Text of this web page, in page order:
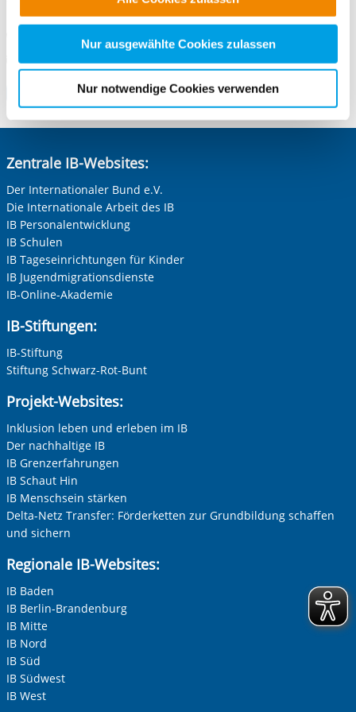
alle Cookie-Kategorien auswählen. Sie können mittels
nachfolgender Buttons über Ihre Einwilligung für diese
Zwecke entscheiden und Ihre erteilte Einwilligung stets
für die Zukunft widerrufen. Bitte beachten Sie: Ihre
Cookies, die erforderlich zur Bereitstellung der von Ihnen
aufgerufenen und somit gewünschten Website-
berechtigter Interessen und daher unabhängig von einer
Nur ausgewählte Cookies zulassen
Nur notwendige Cookies verwenden
Vorherige Folie anzeigen
10407 Berlin
Telefonnummer
030 460636-67 /-74
E-Mail schreiben
Zum Standort
Zentrale IB-Websites:
Der Internationaler Bund e.V.
Die Internationale Arbeit des IB
IB Personalentwicklung
IB Schulen
IB Tageseinrichtungen für Kinder
IB Jugendmigrationsdienste
IB-Online-Akademie
IB-Stiftungen:
IB-Stiftung
Stiftung Schwarz-Rot-Bunt
Projekt-Websites:
Inklusion leben und erleben im IB
Der nachhaltige IB
IB Grenzerfahrungen
IB Schaut Hin
IB Menschsein stärken
Delta-Netz Transfer: Förderketten zur Grundbildung schaffen
und sichern
Regionale IB-Websites:
IB Baden
IB Berlin-Brandenburg
IB Mitte
IB Nord
IB Süd
IB Südwest
IB West